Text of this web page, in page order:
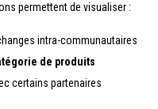
permettent de visualiser :
intra-communautaires
de produits
certains partenaires